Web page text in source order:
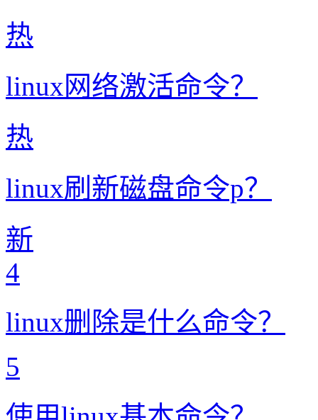
热
linux网络激活命令？
热
linux刷新磁盘命令p？
新
4
linux删除是什么命令？
5